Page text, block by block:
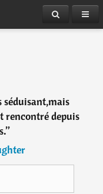
rencontré depuis
”